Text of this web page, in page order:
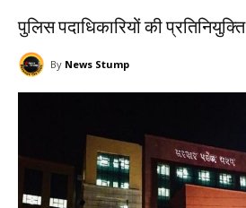
पुलिस पदाधिकारियों की प्रतिनियुक्ति
By News Stump